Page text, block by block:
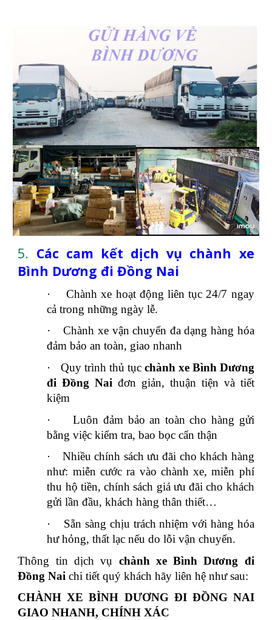
5. Các cam kết dịch vụ chành xe
Bình Dương đi Đồng Nai
·
Chành xe hoạt động liên tục 24/7 ngay
cả trong những ngày lễ.
·
Chành xe vận chuyển đa dạng hàng hóa
đảm bảo an toàn, giao nhanh
·
Quy trình thủ tục chành xe Bình Dương
đi Đồng Nai đơn giản, thuận tiện và tiết
kiệm
·
Luôn đảm bảo an toàn cho hàng gửi
bằng việc kiểm tra, bao bọc cẩn thận
·
Nhiều chính sách ưu đãi cho khách hàng
như: miễn cước ra vào chành xe, miễn phí
thu hộ tiền, chính sách giá ưu đãi cho khách
gửi lần đầu, khách hàng thân thiết…
·
Sẵn sàng chịu trách nhiệm với hàng hóa
hư hỏng, thất lạc nếu do lỗi vận chuyển.
Thông tin dịch vụ chành xe Bình Dương đi
Đồng Nai chi tiết quý khách hãy liên hệ như sau:
CHÀNH XE BÌNH DƯƠNG ĐI ĐỒNG NAI
GIAO NHANH, CHÍNH XÁC